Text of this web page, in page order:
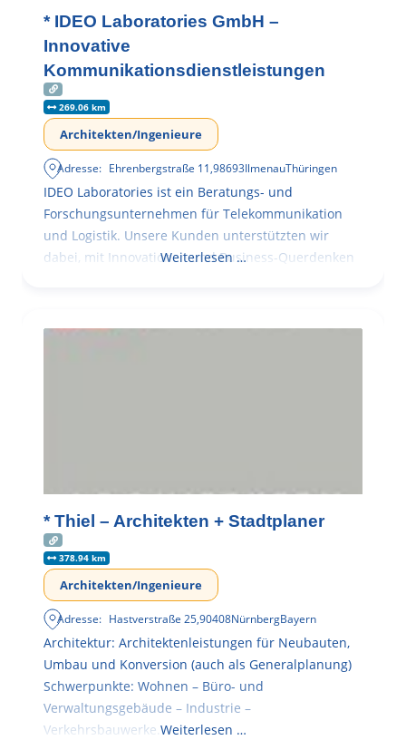
* IDEO Laboratories GmbH –
Innovative
Kommunikationsdienstleistungen
269.06 km
Architekten/Ingenieure
Adresse: Ehrenbergstraße 11,98693IlmenauThüringen
IDEO Laboratories ist ein Beratungs- und
Forschungsunternehmen für Telekommunikation
und Logistik. Unsere Kunden unterstützten wir
dabei, mit Innovationen und Business-Querdenken
Weiterlesen …
* Thiel – Architekten + Stadtplaner
378.94 km
Architekten/Ingenieure
Adresse: Hastverstraße 25,90408NürnbergBayern
Architektur: Architektenleistungen für Neubauten,
Umbau und Konversion (auch als Generalplanung)
Schwerpunkte: Wohnen – Büro- und
Verwaltungsgebäude – Industrie –
Verkehrsbauwerke. Weiterlesen …